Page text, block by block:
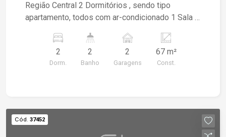
Região Central 2 Dormitórios , sendo tipo
apartamento, todos com ar-condicionado 1 Sala 2
sacada com gabinete 1 Banheiro social 1 Cozinha
totalmente planejada com cooktop e forno 1 Área
de serviço 2 vagas de garagens Àrea de lazer
2
Dorm.
2
Banho
2
Garagens
67 m²
Const.
Cód. 37452